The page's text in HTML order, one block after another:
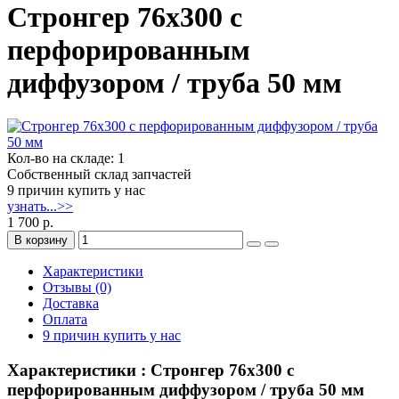
Стронгер 76x300 с
перфорированным
диффузором / труба 50 мм
Кол-во на складе: 1
Собственный склад запчастей
9 причин купить у нас
узнать...>>
1 700 р.
В корзину
Характеристики
Отзывы (0)
Доставка
Оплата
9 причин купить у нас
Характеристики : Стронгер 76x300 с
перфорированным диффузором / труба 50 мм